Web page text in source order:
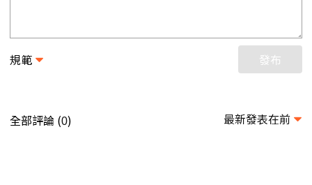
規範 發布
全部評論 (0) 最新發表在前